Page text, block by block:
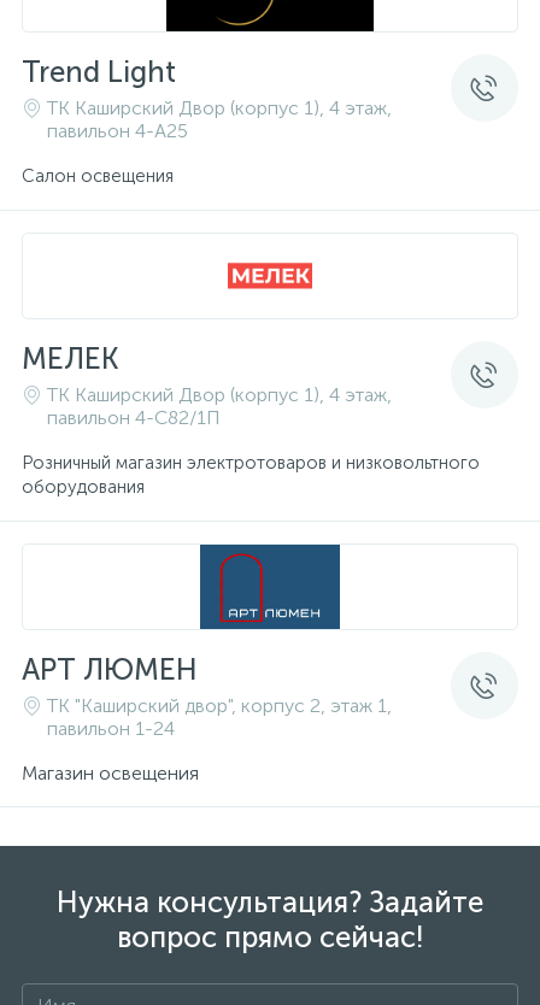
Trend Light
ТК Каширский Двор (корпус 1), 4 этаж,
павильон 4-A25
Салон освещения
МЕЛЕК
ТК Каширский Двор (корпус 1), 4 этаж,
павильон 4-С82/1П
Розничный магазин электротоваров и низковольтного
оборудования
АРТ ЛЮМЕН
ТК "Каширский двор", корпус 2, этаж 1,
павильон 1-24
Магазин освещения
Нужна консультация? Задайте
вопрос прямо сейчас!